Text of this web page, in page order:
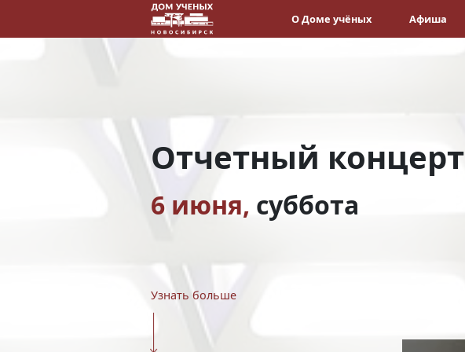
О Доме учёных Афиша
Отчетный концерт
6 июня, суббота
Узнать больше